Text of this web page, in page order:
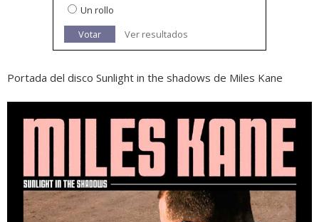
Un rollo
Votar
Ver resultados
Portada del disco Sunlight in the shadows de Miles Kane